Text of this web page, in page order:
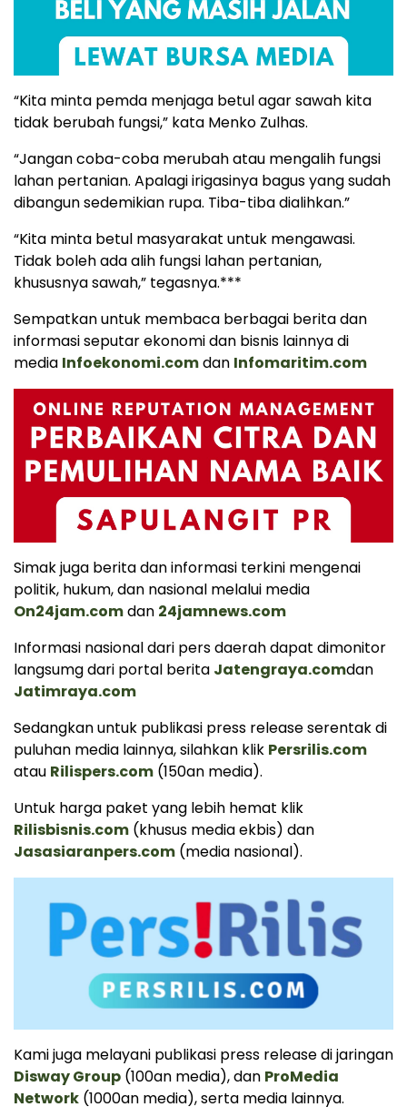
“Kita minta pemda menjaga betul agar sawah kita
tidak berubah fungsi,” kata Menko Zulhas.
“Jangan coba-coba merubah atau mengalih fungsi
lahan pertanian. Apalagi irigasinya bagus yang sudah
dibangun sedemikian rupa. Tiba-tiba dialihkan.”
“Kita minta betul masyarakat untuk mengawasi.
Tidak boleh ada alih fungsi lahan pertanian,
khususnya sawah,” tegasnya.***
Sempatkan untuk membaca berbagai berita dan
informasi seputar ekonomi dan bisnis lainnya di
media Infoekonomi.comdan Infomaritim.com
Simak juga berita dan informasi terkini mengenai
politik, hukum, dan nasional melalui media
On24jam.comdan 24jamnews.com
Informasi nasional dari pers daerah dapat dimonitor
langsumg dari portal berita Jatengraya.comdan
Jatimraya.com
Sedangkan untuk publikasi press release serentak di
puluhan media lainnya, silahkan klik Persrilis.com
atau Rilispers.com (150an media).
Untuk harga paket yang lebih hemat klik
Rilisbisnis.com (khusus media ekbis) dan
Jasasiaranpers.com (media nasional).
Kami juga melayani publikasi press release di jaringan
Disway Group (100an media), dan ProMedia
Network (1000an media), serta media lainnya.